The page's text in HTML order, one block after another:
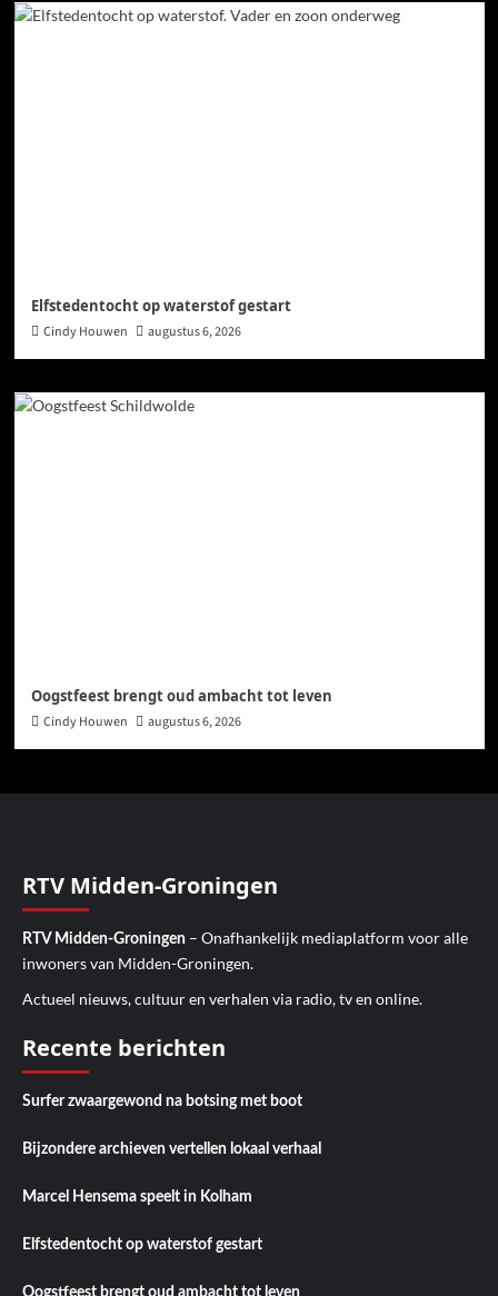
Elfstedentocht op waterstof gestart
Cindy Houwen augustus 6, 2026
Oogstfeest brengt oud ambacht tot leven
Cindy Houwen augustus 6, 2026
RTV Midden-Groningen
RTV Midden-Groningen – Onafhankelijk mediaplatform voor alle
inwoners van Midden-Groningen.
Actueel nieuws, cultuur en verhalen via radio, tv en online.
Recente berichten
Surfer zwaargewond na botsing met boot
Bijzondere archieven vertellen lokaal verhaal
Marcel Hensema speelt in Kolham
Elfstedentocht op waterstof gestart
Oogstfeest brengt oud ambacht tot leven